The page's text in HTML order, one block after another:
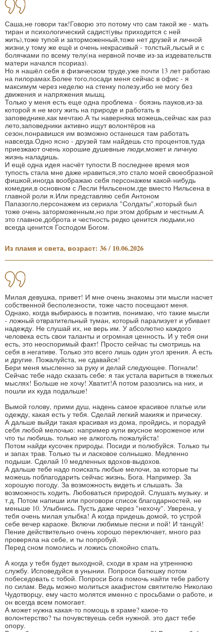
Саша,не говори так!Говорю это потому что сам такой же - мать
тиран и психологический садист(увы приходится с ней
жить),тоже тупой и заторможенный,тоже нет друзей и личной
жизни,у тому же ещё и очень некрасивый - толстый,лысый и с
болячками по всему телу(на нервной почве из-за издевательств
матери начался псориаз).
Но я нашёл себя в физическом труде,уже почти 13 лет работаю
на пилорамах.Более того,посади меня сейчас в офис - я
максимум через неделю на стенку полезу,ибо не могу без
движения и напряжения мышц.
Только у меня есть еще одна проблема - боязнь пауков,из-за
которой я не могу жить на природе и работать в
заповеднике,как мечтаю.А ты наверняка можешь,сейчас как раз
лето,заповедники активно ищут волонтёров на
сезон,понравишся им возможно останешся там работать
навсегда.Одно ясно - друзей там найдешь сто процентов,туда
приезжают очень хорошие душевные люди,может и личную
жизнь наладишь.
И ещё одна идея насчёт тупости.В последнее время моя
тупость стала мне даже нравиться,это стало моей своеобразной
фишкой,иногда воображаю себя персонажем какой-нибудь
комедии,в основном с Лесли Нильсеном,где вместо Нильсена в
главной роли я.Или представляю себя Антоном
Папазогло,персонажем из сериала "Солдаты",который был
тоже очень заторможенным,но при этом добрым и честным.А
это главное,доброта и честность редко ценится людьми,но
всегда ценится Господом Богом.
Из пламя и света, возраст: 36 / 10.06.2026
Милая девушка, привет! И мне очень знакомы эти мысли насчет
собственной бесполезности, тоже часто посещают меня.
Однако, когда выбираюсь в позитив, понимаю, что такие мысли
- ложный отвратительный туман, который парализует и убивает
надежду. Не слушай их, не верь им. У абсолютно каждого
человека есть свои таланты и огромная ценность. И у тебя они
есть, это неоспоримый факт! Просто сейчас ты смотришь на
себя в негативе. Только это всего лишь один угол зрения. А есть
и другие. Пожалуйста, не сдавайся!
Бери меня мысленно за руку и делай следующее. Погнали!
Сейчас тебе надо сказать себе: я так устала вариться в тяжелых
мыслях! Больше не хочу! Хватит!А потом разозлись на них, и
пошли их куда подальше!
Вымой голову, прими душ, надень самое красивое платье или
одежду, какая есть у тебя. Сделай легкий макияж и прическу.
А дальше выйди такая красивая из дома, пройдись, и порадуй
себя любой мелочью: например купи вкусное мороженое или
что ты любишь. только не алкоголь пожалуйста!
Потом найди кусочек природы. Посиди и полюбуйся. Только ты
и запах трав. Только ты и ласковое солнышко. Медленно
подыши. Сделай 10 медленных вдохов-выдохов.
А дальше тебе надо поискать любые мелочи, за которые ты
можешь поблагодарить сейчас жизнь, Бога. Например. За
хорошую погоду. За возможность видеть и слышать. За
возможность ходить. Любоваться природой. Слушать музыку. и
т.д. Потом напиши или проговори список благодарностей, не
меньше 10. Улыбнись. Пусть даже через "нехочу". Уверена, у
тебя очень милая улыбка! А когда придешь домой, то устрой
себе вечер караоке. Включи любимые песни и пой! И танцуй!
Пение действительно очень хорошо переключает, много раз
проверяла на себе, и ты попробуй.
Перед сном помолись и ложись спокойно спать.
А когда у тебя будет выходной, сходи в храм на утреннюю
службу. Исповедуйся в унынии. Попроси батюшку потом
побеседовать с тобой. Попроси Бога помочь найти тебе работу
по силам. Ведь можно молиться акафистом святителю Николаю
Чудотворцу, ему часто молятся именно с просьбами о работе, и
он всегда всем помогает.
А может нужна какая-то помощь в храме? какое-то
волонтерство? ты почувствуешь себя нужной. это даст тебе
опору.